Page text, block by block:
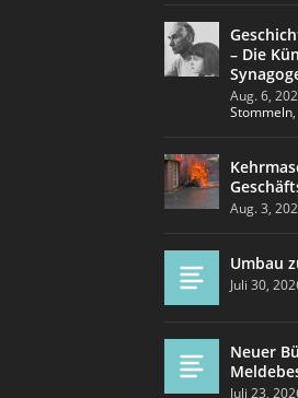
– Die
Aug. 6,
Stommeln
Aug. 3,
Umbau
Juli 30,
Neuer
Juli 23,